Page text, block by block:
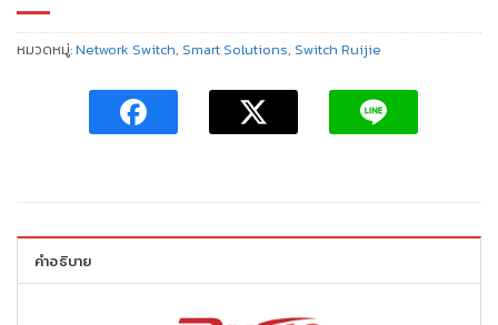
หมวดหมู่:Network Switch, Smart Solutions, Switch Ruijie
คำอธิบาย